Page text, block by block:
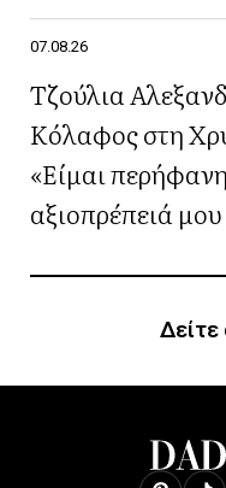
07.08.26
Τζούλια
Κόλαφος στη
«Είμαι
αξιοπρέπειά
Δείτε